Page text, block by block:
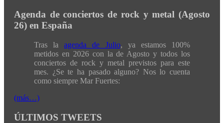
Agenda de conciertos de rock y metal (Agosto
26) en España
Tras laagenda de Julio, ya estamos 100%
metidos en 2026 con la de Agosto y todos los
conciertos de rock y metal previstos para este
mes. ¿Se te ha pasado alguno? Nos lo cuenta
como siempre Mar Fuertes:
(más…)
ÚLTIMOS TWEETS